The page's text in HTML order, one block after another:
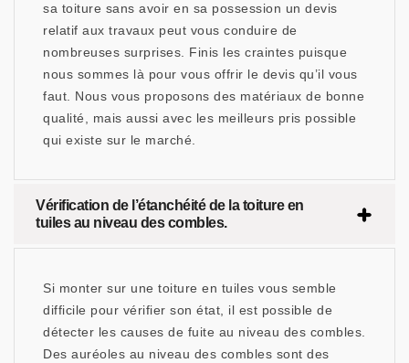
sa toiture sans avoir en sa possession un devis
relatif aux travaux peut vous conduire de
nombreuses surprises. Finis les craintes puisque
nous sommes là pour vous offrir le devis qu’il vous
faut. Nous vous proposons des matériaux de bonne
qualité, mais aussi avec les meilleurs pris possible
qui existe sur le marché.
Vérification de l’étanchéité de la toiture en
tuiles au niveau des combles.
Si monter sur une toiture en tuiles vous semble
difficile pour vérifier son état, il est possible de
détecter les causes de fuite au niveau des combles.
Des auréoles au niveau des combles sont des